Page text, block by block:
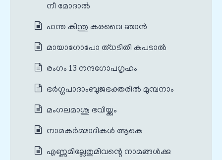
നീ മോദാൽ
ഹന്ത കിന്തു കരവൈ ഞാൻ
മായാഗോപോ ത്‌ധടിതി കപടാൽ
രംഗം 13 നന്ദഗോപഗൃഹം
ഭർഗ്ഗപാദാംബുജഭക്തരിൽ മുമ്പനാം
മംഗലമാശു ഭവിയ്ക്കും
നാമകർമ്മാദികൾ ആകെ
എണ്ണമില്ലേതുമിവന്റെ നാമങ്ങൾക്കു